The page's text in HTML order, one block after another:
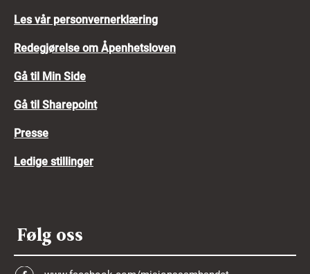
Les vår personvernerklæring
Redegjørelse om Åpenhetsloven
Gå til Min Side
Gå til Sharepoint
Presse
Ledige stillinger
Følg oss